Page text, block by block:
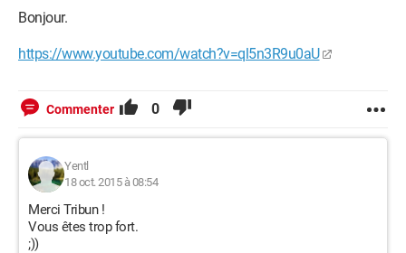
Bonjour.
https://www.youtube.com/watch?v=ql5n3R9u0aU
Commenter 0
Yentl
18 oct. 2015 à 08:54
Merci Tribun !
Vous êtes trop fort.
;))